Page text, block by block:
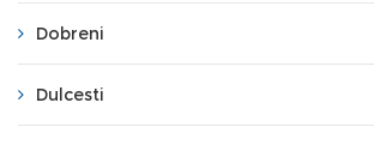
Dobreni
Dulcesti